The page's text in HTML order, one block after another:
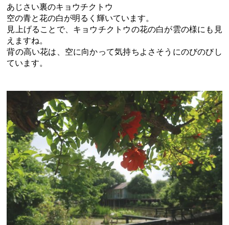
あじさい裏のキョウチクトウ
空の青と花の白が明るく輝いています。
見上げることで、キョウチクトウの花の白が雲の様にも見
えますね。
背の高い花は、空に向かって気持ちよさそうにのびのびし
ています。